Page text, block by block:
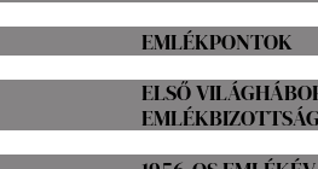
EMLÉKPONTOK
ELSŐ